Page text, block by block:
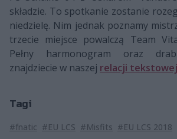
składzie. To spotkanie zostanie
niedzielę. Nim jednak poznamy
trzecie miejsce powalczą Team
Pełny harmonogram oraz
znajdziecie w naszej relacji tekstowej
Tagi
#fnatic #EU LCS #Misfits #EU LCS 2018